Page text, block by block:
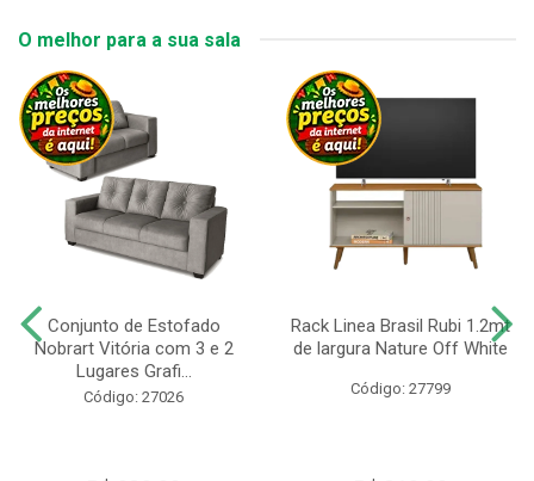
O melhor para a sua sala
Conjunto de Estofado
Nobrart Vitória com 3 e 2
Lugares Grafi...
Código: 27026
Rack Linea Brasil Rubi 1.2mt
de largura Nature Off White
Código: 27799